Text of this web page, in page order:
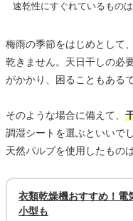
速乾性にすぐれているもの
梅雨の季節をはじめとして
乾きません。天日干しの必
がかかり、困ることもある
そのような場合に備えて、
調湿シートを選ぶといいで
天然パルプを使用したもの
衣類乾燥機おすすめ！電
小型も